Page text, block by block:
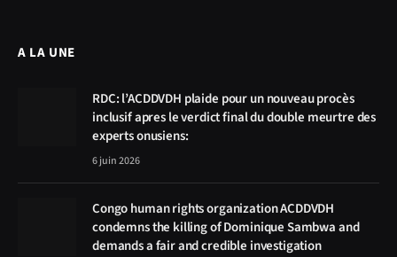
A LA UNE
RDC: l’ACDDVDH plaide pour un nouveau procès
inclusif apres le verdict final du double meurtre des
experts onusiens:
6 juin 2026
Congo human rights organization ACDDVDH
condemns the killing of Dominique Sambwa and
demands a fair and credible investigation